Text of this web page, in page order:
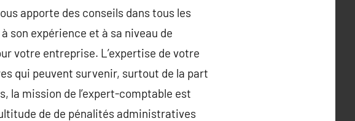
apporte des conseils dans tous les
son expérience et à sa niveau de
votre entreprise. L’expertise de votre
qui peuvent survenir, surtout de la part
la mission de l’expert-comptable est
de de pénalités administratives